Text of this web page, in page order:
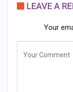
LEAVE A
Your